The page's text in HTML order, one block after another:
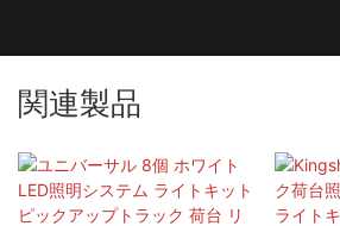
関連製品